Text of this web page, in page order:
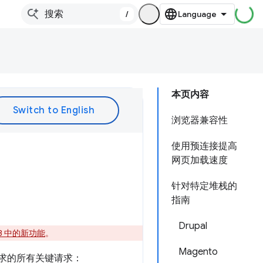
/
本页内容
浏览器兼容性
使用预连接提高
网页加载速度
针对特定堆栈的
指南
Drupal
Magento
中的新功能。
的所有关键请求：